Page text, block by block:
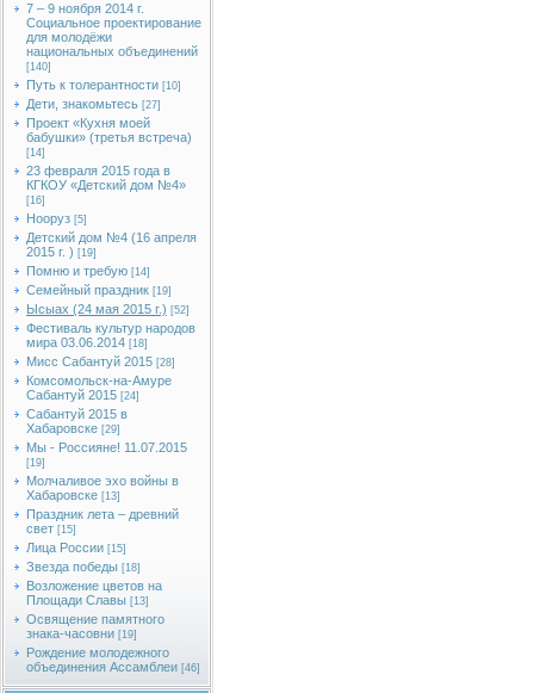
7 – 9 ноября 2014 г.
Социальное проектирование
для молодёжи
национальных объединений
[140]
Путь к толерантности [10]
Дети, знакомьтесь [27]
Проект «Кухня моей
бабушки» (третья встреча)
[14]
23 февраля 2015 года в
КГКОУ «Детский дом №4»
[16]
Нооруз [5]
Детский дом №4 (16 апреля
2015 г. ) [19]
Помню и требую [14]
Семейный праздник [19]
Ысыах (24 мая 2015 г.) [52]
Фестиваль культур народов
мира 03.06.2014 [18]
Мисс Сабантуй 2015 [28]
Комсомольск-на-Амуре
Сабантуй 2015 [24]
Сабантуй 2015 в
Хабаровске [29]
Мы - Россияне! 11.07.2015
[19]
Молчаливое эхо войны в
Хабаровске [13]
Праздник лета – древний
свет [15]
Лица России [15]
Звезда победы [18]
Возложение цветов на
Площади Славы [13]
Освящение памятного
знака-часовни [19]
Рождение молодежного
объединения Ассамблеи [46]